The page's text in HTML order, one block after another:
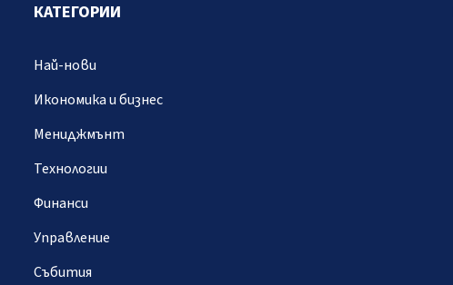
КАТЕГОРИИ
Най-нови
Икономика и бизнес
Мениджмънт
Технологии
Финанси
Управление
Събития